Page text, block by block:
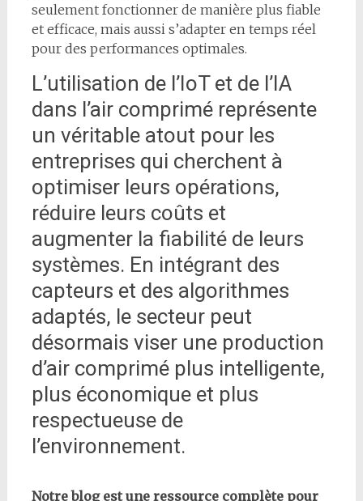
seulement fonctionner de manière plus fiable
et efficace, mais aussi s’adapter en temps réel
pour des performances optimales.
L’utilisation de l’IoT et de l’IA
dans l’air comprimé représente
un véritable atout pour les
entreprises qui cherchent à
optimiser leurs opérations,
réduire leurs coûts et
augmenter la fiabilité de leurs
systèmes. En intégrant des
capteurs et des algorithmes
adaptés, le secteur peut
désormais viser une production
d’air comprimé plus intelligente,
plus économique et plus
respectueuse de
l’environnement.
Notre blog est une ressource complète pour